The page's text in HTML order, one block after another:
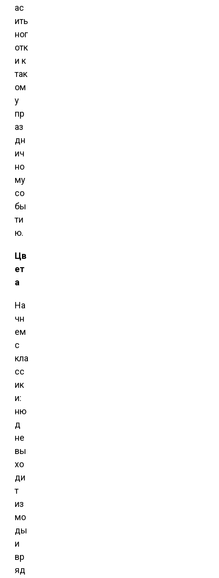
ас
ить
ног
отк
и к
так
ом
у
пр
аз
дн
ич
но
му
со
бы
ти
ю.
Цв
ет
а
На
чн
ем
с
кла
сс
ик
и:
ню
д
не
вы
хо
ди
т
из
мо
ды
и
вр
яд